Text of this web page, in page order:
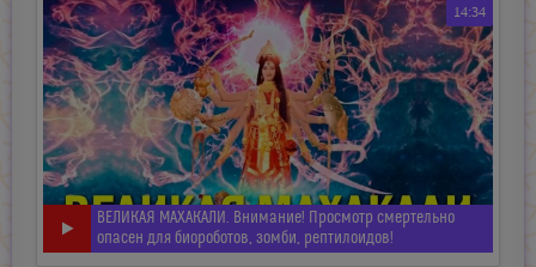
14:34
ВЕЛИКАЯ МАХАКАЛИ. Внимание! Просмотр смертельно
опасен для биороботов, зомби, рептилоидов!